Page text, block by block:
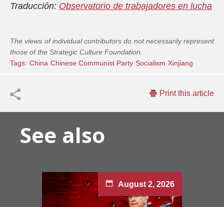
Traducción: Observatorio de trabajadores en lucha
The views of individual contributors do not necessarily represent
those of the Strategic Culture Foundation.
Tags: China Chinese Communist Party Socialism Xinjiang
Print this article
See also
August 2, 2026